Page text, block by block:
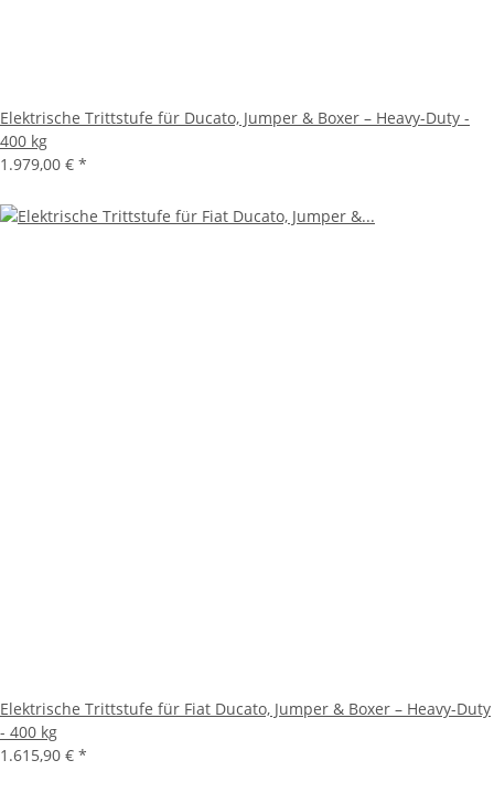
Elektrische Trittstufe für Ducato, Jumper & Boxer – Heavy-Duty -
400 kg
1.979,00 € *
Elektrische Trittstufe für Fiat Ducato, Jumper & Boxer – Heavy-Duty
- 400 kg
1.615,90 € *